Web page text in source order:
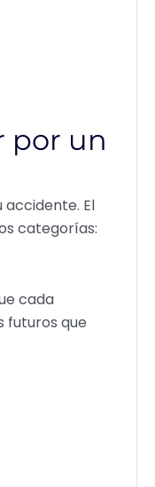
por un
accidente. El
categorías:
cada
futuros que